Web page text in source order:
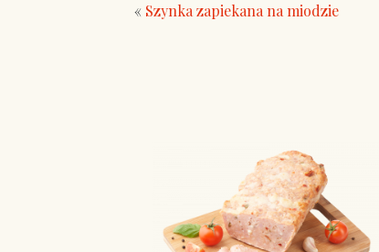
« Szynka zapiekana na miodzie